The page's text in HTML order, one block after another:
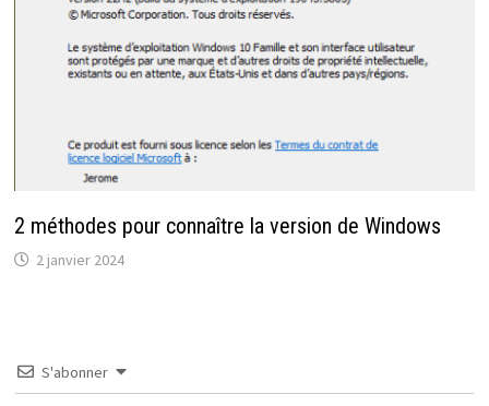
2 méthodes pour connaître la version de Windows
2 janvier 2024
S'abonner